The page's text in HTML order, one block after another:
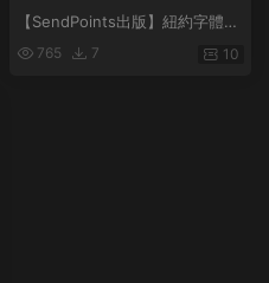
【SendPoints出版】紐約字體指
導俱樂部年鑒 39 The 39th Ann
765 7 10